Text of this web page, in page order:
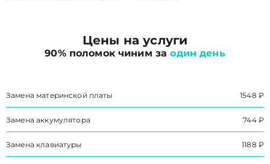
Цены на услуги
90% поломок чиним заодин день
Замена материнской платы 1548 ₽
Замена аккумулятора 744 ₽
Замена клавиатуры 1188 ₽